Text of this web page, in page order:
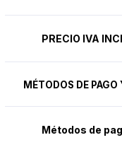
PRECIO IVA
MÉTODOS DE PAGO
Métodos de